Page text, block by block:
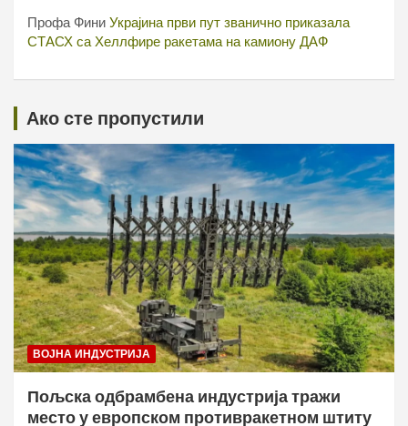
Профа Фини Украјина први пут званично приказала
СТАСХ са Хеллфире ракетама на камиону ДАФ
Ако сте пропустили
ВОЈНА ИНДУСТРИЈА
Пољска одбрамбена индустрија тражи
место у европском противракетном штиту